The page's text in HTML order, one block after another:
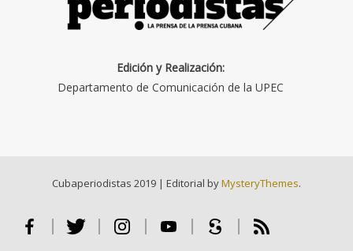
Edición y Realización:
Departamento de Comunicación de la UPEC
Cubaperiodistas 2019 | Editorial byMysteryThemes.
Facebook Twitter Instagram Youtube Scribd RSS